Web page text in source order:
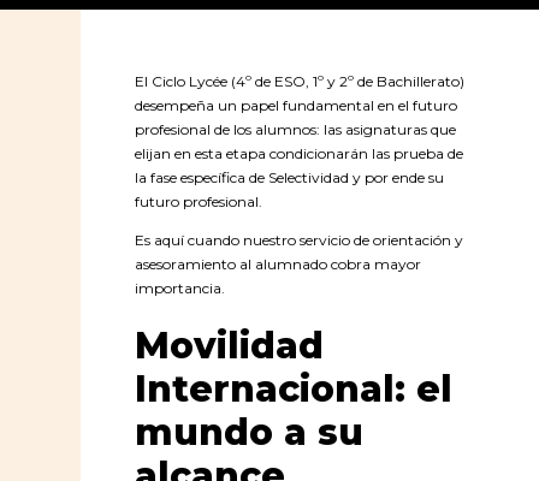
El Ciclo Lycée (4º de ESO, 1º y 2º de Bachillerato)
desempeña un papel fundamental en el futuro
profesional de los alumnos: las asignaturas que
elijan en esta etapa condicionarán las prueba de
la fase específica de Selectividad y por ende su
futuro profesional.
Es aquí cuando nuestro servicio de orientación y
asesoramiento al alumnado cobra mayor
importancia.
Movilidad
Internacional: el
mundo a su